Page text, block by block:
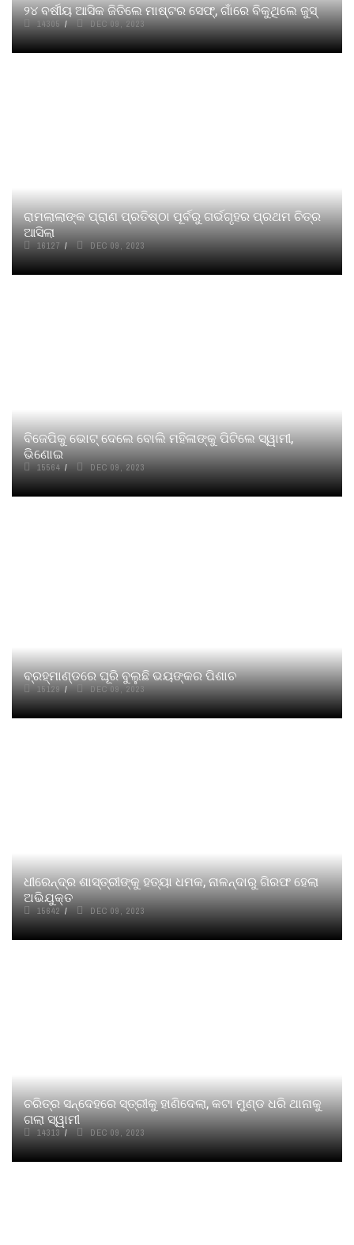
୨୪ ବର୍ଷୀୟ ଆସିକ ଜିତିଲେ ମାଷ୍ଟର ସେଫ୍‌, ଗାଁରେ ବିକୁଥିଲେ ଜୁସ୍
14305 DEC 09, 2023
ରାମଲାଲାଙ୍କ ପ୍ରାଣ ପ୍ରତିଷ୍ଠା ପୂର୍ବରୁ ଗର୍ଭଗୃହର ପ୍ରଥମ ଚିତ୍ର
ଆସିଲା
16127 DEC 09, 2023
ବିଜେପିକୁ ଭୋଟ୍ ଦେଲେ ବୋଲି ମହିଳାଙ୍କୁ ପିଟିଲେ ସ୍ୱାମୀ,
ଭିଣୋଇ
15564 DEC 09, 2023
ବ୍ରହ୍ମାଣ୍ଡରେ ଘୂରି ବୁଲୁଛି ଭୟଙ୍କର ପିଶାଚ
15129 DEC 09, 2023
ଧୀରେନ୍ଦ୍ର ଶାସ୍ତ୍ରୀଙ୍କୁ ହତ୍ୟା ଧମକ, ନାଳନ୍ଦାରୁ ଗିରଫ ହେଲା
ଅଭିଯୁକ୍ତ
15642 DEC 09, 2023
ଚରିତ୍ର ସନ୍ଦେହରେ ସ୍ତ୍ରୀକୁ ହାଣିଦେଲା, କଟା ମୁଣ୍ଡ ଧରି ଥାନାକୁ
ଗଲା ସ୍ୱାମୀ
14313 DEC 09, 2023